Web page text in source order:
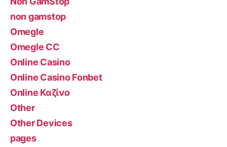
non gamstop
Omegle
Omegle CC
Online Casino
Online Casino Fonbet
Online Καζίνο
Other
Other Devices
pages